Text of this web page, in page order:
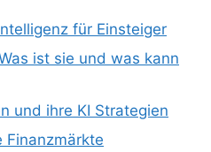
für Einsteiger
ist sie und was kann
und ihre KI Strategien
Finanzmärkte